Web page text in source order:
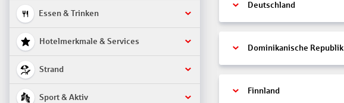
Essen & Trinken
Hotelmerkmale & Services
Strand
Sport & Aktiv
Deutschland
Dominikanische Republik
Finnland